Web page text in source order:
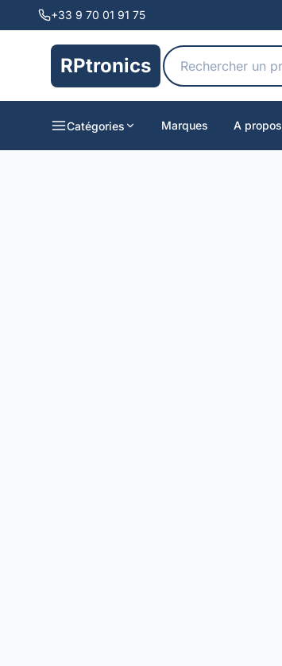
+33 9 70 01 91 75
RPtronics
Catégories Marques A propos